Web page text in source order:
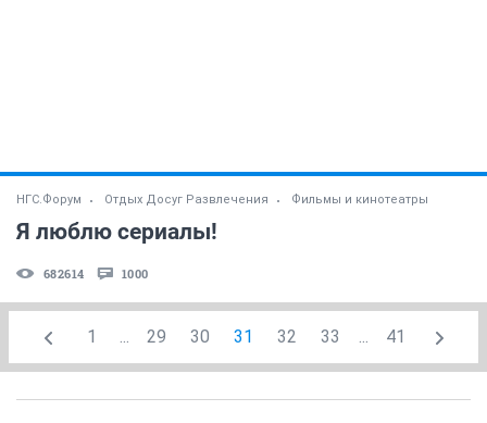
НГС.Форум Отдых Досуг Развлечения Фильмы и кинотеатры
Я люблю сериалы!
682614 1000
1 ... 29 30 31 32 33 ... 41